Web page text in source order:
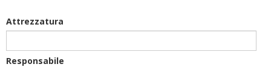
Attrezzatura
Responsabile